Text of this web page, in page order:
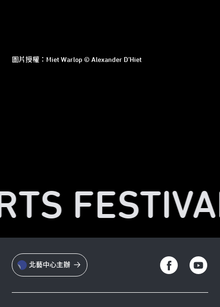
圖片授權：Miet Warlop © Alexander D’Hiet
北藝中心主辦